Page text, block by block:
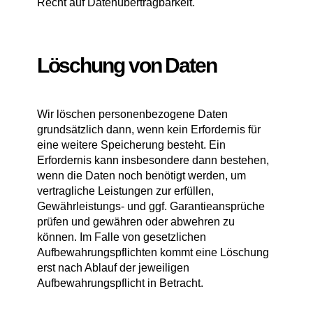
Löschung von Daten
Wir löschen personenbezogene Daten
grundsätzlich dann, wenn kein Erfordernis für
eine weitere Speicherung besteht. Ein
Erfordernis kann insbesondere dann bestehen,
wenn die Daten noch benötigt werden, um
vertragliche Leistungen zur erfüllen,
Gewährleistungs- und ggf. Garantieansprüche
prüfen und gewähren oder abwehren zu
können. Im Falle von gesetzlichen
Aufbewahrungspflichten kommt eine Löschung
erst nach Ablauf der jeweiligen
Aufbewahrungspflicht in Betracht.